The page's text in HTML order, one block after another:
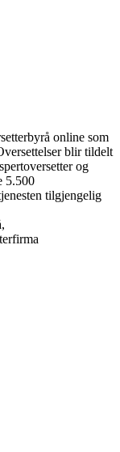
online som
blir tildelt
og
5.500
tilgjengelig